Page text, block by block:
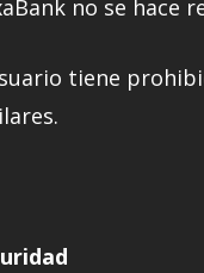
no se hace
tiene